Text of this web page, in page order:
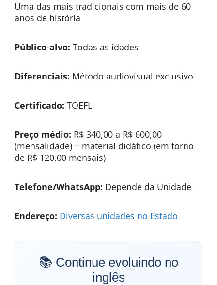
Uma das mais tradicionais com mais de 60
anos de história
Público-alvo: Todas as idades
Diferenciais: Método audiovisual exclusivo
Certificado: TOEFL
Preço médio: R$ 340,00 a R$ 600,00
(mensalidade) + material didático (em torno
de R$ 120,00 mensais)
Telefone/WhatsApp: Depende da Unidade
Endereço: Diversas unidades no Estado
📚 Continue evoluindo no
inglês